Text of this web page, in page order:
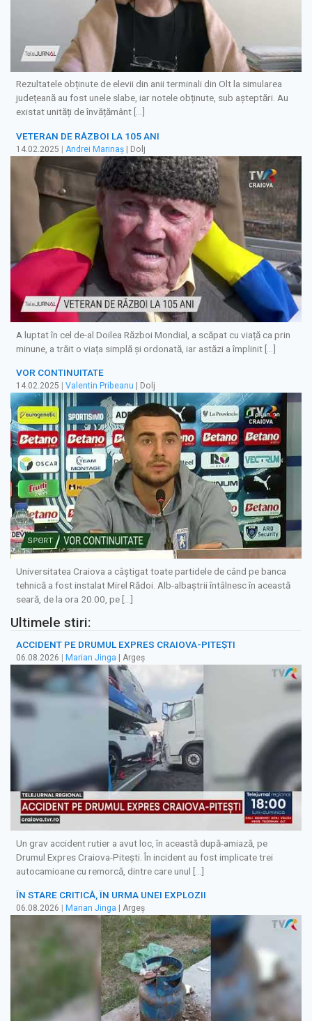
Rezultatele obținute de elevii din anii terminali din Olt la simularea
județeană au fost unele slabe, iar notele obținute, sub așteptări. Au
existat unități de învățământ […]
VETERAN DE RĂZBOI LA 105 ANI
14.02.2025 | Andrei Marinaș | Dolj
A luptat în cel de-al Doilea Război Mondial, a scăpat cu viață ca prin
minune, a trăit o viața simplă și ordonată, iar astăzi a împlinit […]
VOR CONTINUITATE
14.02.2025 Valentin Pribeanu | Dolj
Universitatea Craiova a câștigat toate partidele de când pe banca
tehnică a fost instalat Mirel Rădoi. Alb-albaștrii întâlnesc în această
seară, de la ora 20.00, pe […]
Ultimele stiri:
ACCIDENT PE DRUMUL EXPRES CRAIOVA-PITEȘTI
06.08.2026 Marian Jinga | Argeș
Un grav accident rutier a avut loc, în această după-amiază, pe
Drumul Expres Craiova-Pitești. În incident au fost implicate trei
autocamioane cu remorcă, dintre care unul […]
ÎN STARE CRITICĂ, ÎN URMA UNEI EXPLOZII
06.08.2026 Marian Jinga | Argeș